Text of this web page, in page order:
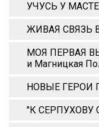
УЧУСЬ У
ЖИВАЯ СВЯЗЬ
МОЯ ПЕРВАЯ
и Магницкая
НОВЫЕ ГЕРОИ
"К